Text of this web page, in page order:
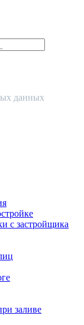
данных
с застройщика
заливе